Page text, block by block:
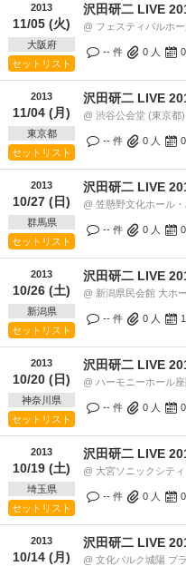
2013
11/05 (火)
大阪府
セットリスト
沢田研二 LIVE
@ フェスティバルホ
-- 件 0 人 0
2013
11/04 (月)
東京都
セットリスト
沢田研二 LIVE
@ 渋谷公会堂 (東京都
-- 件 0 人 0
2013
10/27 (日)
群馬県
セットリスト
沢田研二 LIVE
@ 笠懸野文化ホール
-- 件 0 人 0
2013
10/26 (土)
新潟県
セットリスト
沢田研二 LIVE
@ 新潟県民会館 大ホ
-- 件 0 人 1
2013
10/20 (日)
神奈川県
セットリスト
沢田研二 LIVE
@ ハーモニーホール
-- 件 0 人 0
2013
10/19 (土)
埼玉県
セットリスト
沢田研二 LIVE
@ 大宮ソニックシテ
-- 件 0 人 0
2013
10/14 (月)
沢田研二 LIVE
@ 文化パルク城陽 プ